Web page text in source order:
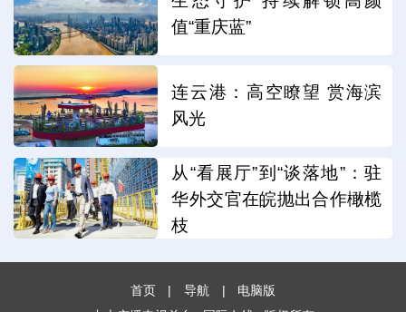
值“重庆蓝”
连云港：高空瞭望 赏海滨
风光
从“看展厅”到“谈落地”：驻
华外交官在皖抛出合作橄榄
枝
首页 | 导航 |
电脑版